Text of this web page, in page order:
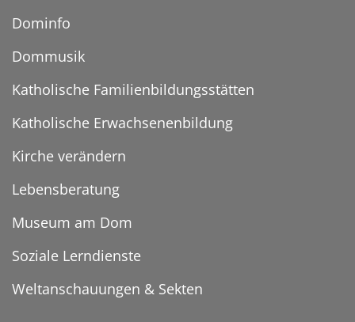
Dominfo
Dommusik
Katholische Familienbildungsstätten
Katholische Erwachsenenbildung
Kirche verändern
Lebensberatung
Museum am Dom
Soziale Lerndienste
Weltanschauungen & Sekten